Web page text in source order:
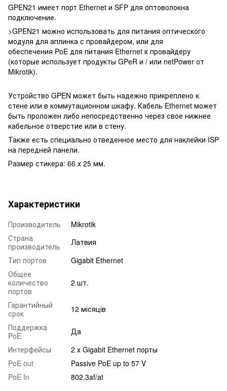
GPEN21 имеет порт Ethernet и SFP для оптоволокна
подключение.
>GPEN21 можно использовать для питания оптического
модуля для аплинка с провайдером, или для
обеспечения PoE для питания Ethernet к провайдеру
(которые использует продукты GPeR и / или netPower от
Mikrotik).
Устройство GPEN может быть надежно прикреплено к
стене или в коммутационном шкафу. Кабель Ethernet может
быть проложен либо непосредственно через свое нижнее
кабельное отверстие или в стену.
Также есть специально отведенное место для наклейки ISP
на передней панели.
Размер стикера: 66 х 25 мм.
Характеристики
Производитель
Mikrotik
Страна
производитель
Латвия
Тип портов
Gigabit Ethernet
Общее
количество
портов
2 шт.
Гарантийный
срок
12 місяців
Поддержка
PoE
Да
Интерфейсы
2 х Gigabit Ethernet порты
PoE out
Passive PoE up to 57 V
PoE In
802.3af/at